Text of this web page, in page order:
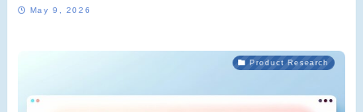
May 9, 2026
Product Research